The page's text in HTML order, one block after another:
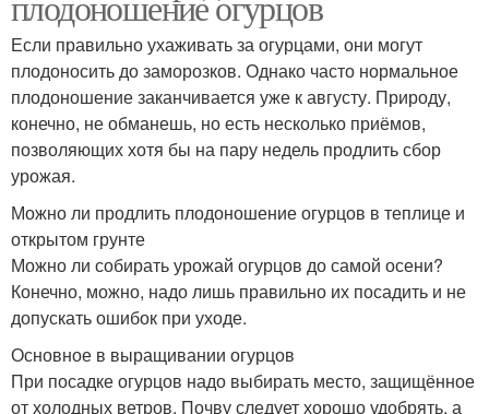
Если правильно ухаживать за огурцами, они могут
плодоносить до заморозков. Однако часто нормальное
плодоношение заканчивается уже к августу. Природу,
конечно, не обманешь, но есть несколько приёмов,
позволяющих хотя бы на пару недель продлить сбор
урожая.
Можно ли продлить плодоношение огурцов в теплице и
открытом грунте
Можно ли собирать урожай огурцов до самой осени?
Конечно, можно, надо лишь правильно их посадить и не
допускать ошибок при уходе.
Основное в выращивании огурцов
При посадке огурцов надо выбирать место, защищённое
от холодных ветров. Почву следует хорошо удобрять, а